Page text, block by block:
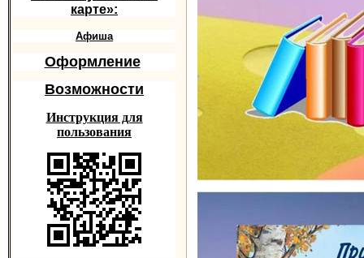
карте»:
Афиша
Оформление
Возможности
Инструкция для
пользования